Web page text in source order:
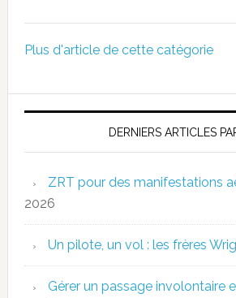
Plus d'article de cette catégorie
DERNIERS ARTICLES
ZRT pour des manifestations
2026
Un pilote, un vol : les frères
Gérer un passage involontaire